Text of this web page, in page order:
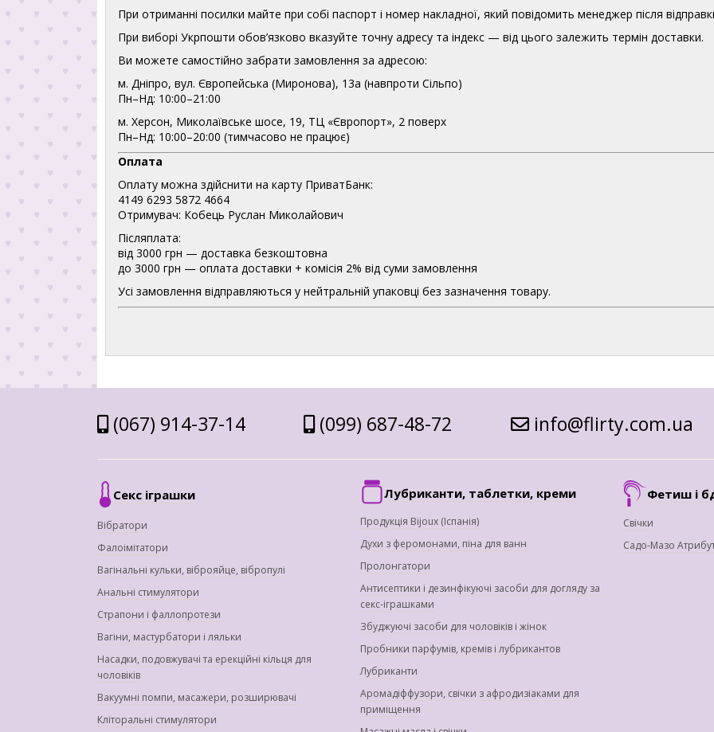
При отриманні посилки майте при собі паспорт і номер накладної, який повідомить менеджер після
При виборі Укрпошти обов’язково вказуйте точну адресу та індекс — від цього залежить термін доставки.
Ви можете самостійно забрати замовлення за адресою:
м. Дніпро, вул. Європейська (Миронова), 13а (навпроти Сільпо)
Пн–Нд: 10:00–21:00
м. Херсон, Миколаївське шосе, 19, ТЦ «Європорт», 2 поверх
Пн–Нд: 10:00–20:00 (тимчасово не працює)
Оплата
Оплату можна здійснити на карту ПриватБанк:
4149 6293 5872 4664
Отримувач: Кобець Руслан Миколайович
Післяплата:
від 3000 грн — доставка безкоштовна
до 3000 грн — оплата доставки + комісія 2% від суми замовлення
Усі замовлення відправляються у нейтральній упаковці без зазначення товару.
(067) 914-37-14 (099) 687-48-72 info@flirty.com.ua
Секс іграшки
Вібратори
Фалоімітатори
Вагінальні кульки, віброяйце, вібропулі
Анальні стимулятори
Страпони і фаллопротези
Вагіни, мастурбатори і ляльки
Насадки, подовжувачі та ерекційні кільця для
чоловіків
Вакуумні помпи, масажери, розширювачі
Кліторальні стимулятори
Лубриканти, таблетки, креми
Продукція Bijoux (Іспанія)
Духи з феромонами, піна для ванн
Пролонгатори
Антисептики і дезинфікуючі засоби для догляду за
секс-іграшками
Збуджуючі засоби для чоловіків і жінок
Пробники парфумів, кремів і лубрикантов
Лубриканти
Аромадіффузори, свічки з афродизіаками для
приміщення
Фетиш і
Свічки
Садо-Мазо